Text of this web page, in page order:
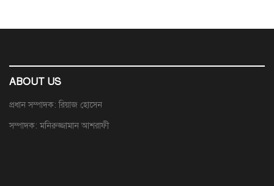
ABOUT US
প্রধান সম্পাদক: রিয়াজ হোসেন
সম্পাদক: মনিরুজ্জামান আশরাফী